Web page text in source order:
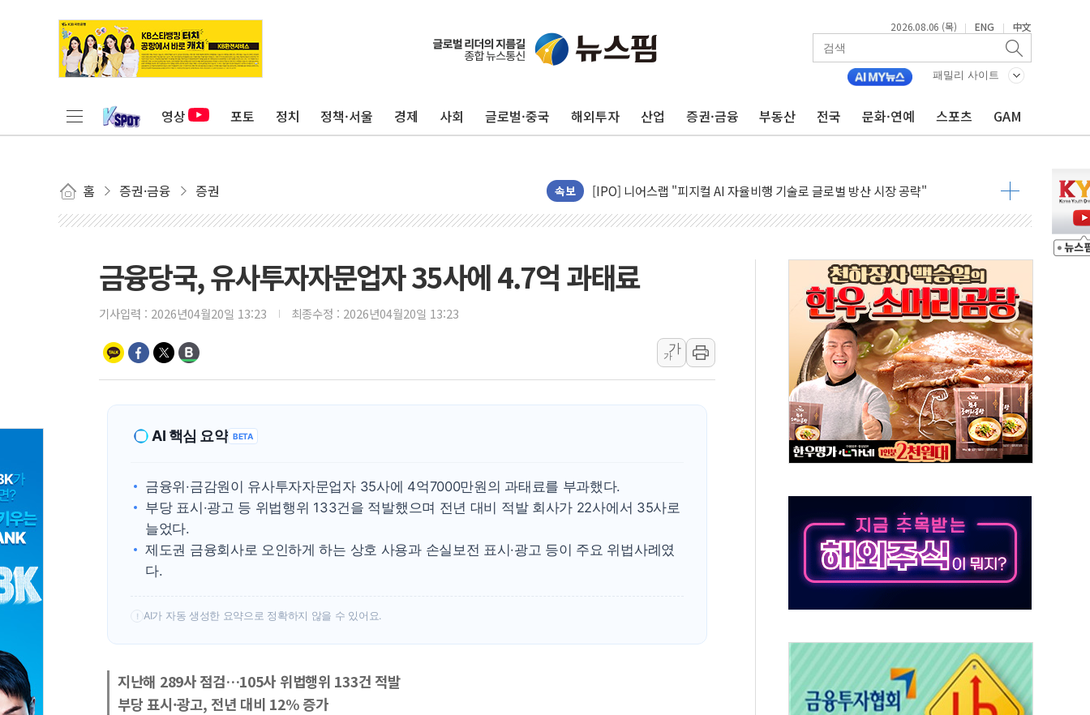
2026.08.06 (목) | ENG | 中文
패밀리 사이트
영상 포토 정치 정책·서울 경제 사회 글로벌·중국 해외투자 산업 증권·금융 부동산 전국 문화·연예 스포츠 GAM
홈 증권·금융 증권 속보
제천 바이오밸리 공장 옥상서 불…30여분 만에 진화
개혁신당 "민주, '盧 수사' 악연으로 형사사법 틀 바꿔…국민 불안감 가중"
CJ온스타일, 2분기 영업익 260억원…전년 比 21.2%↑
AI 연산은 포항, 전력 저장은 영광…지역펀드 9·10호 확정
[속보] 북, 동해상으로 미상 발사체 발사
[IPO] 니어스랩 "피지컬 AI 자율비행 기술로 글로벌 방산 시장 공략"
한패스, 월 송금 60만건 돌파
초등학교 앞서 '쾅'…대전 중구서 시내버스 등 3중 추돌·1명 부상
중소기업계 "세제개편안 기본방향 공감...현장 목소리 반영되길"
"전월세 대책 없고 집값만 오른다"…서울시 부동산 토론회서 쏟아진 우려
배틀그라운드 모바일 월드컵 파리서 개막
청와대 "내일 부동산 점검 2차 회의"…주택 공급 방안 논의한다
케이피에프, 2분기 매출액 2136억원
국민통합위 "청년엔 기회를, 중고령층엔 안정을"…세대상생 일자리 특위 출범
레드캡투어, 2분기 영업익 16% 증가…역대 2분기 최대 실적
HD건설기계, 재생에너지 사용률 40%로 높인다…2040 RE100 속도
아파트에 코브라가…검찰, 멸종위기종 밀수 조직 적발
윤영달 크라운해태 회장 "미래세대와 전통문화 소통 자리, 꾸준히 만들겠다"
금융당국, 유사투자자문업자 35사에 4.7억 과태료
기사입력 : 2026년04월20일 13:23 최종수정 : 2026년04월20일 13:23
가
가
AI 핵심 요약 BETA
금융위·금감원이 유사투자자문업자 35사에 4억7000만원의 과태료를 부과했다.
부당 표시·광고 등 위법행위 133건을 적발했으며 전년 대비 적발 회사가 22사에서 35사로
늘었다.
제도권 금융회사로 오인하게 하는 상호 사용과 손실보전 표시·광고 등이 주요 위법사례였
다.
! AI가 자동 생성한 요약으로 정확하지 않을 수 있어요.
지난해 289사 점검…105사 위법행위 133건 적발
부당 표시·광고, 전년 대비 12% 증가